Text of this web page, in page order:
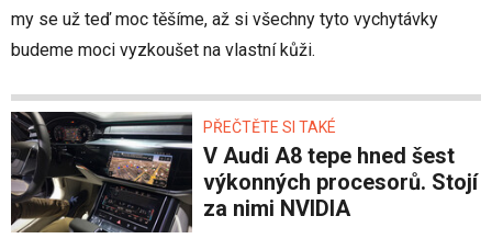
my se už teď moc těšíme, až si všechny tyto vychytávky
budeme moci vyzkoušet na vlastní kůži.
PŘEČTĚTE SI TAKÉ
V Audi A8 tepe hned šest
výkonných procesorů. Stojí
za nimi NVIDIA